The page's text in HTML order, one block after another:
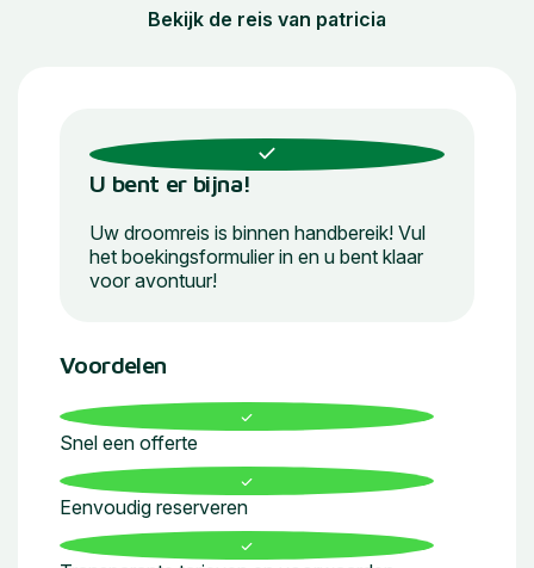
Bekijk de reis van patricia
U bent er bijna!
Uw droomreis is binnen handbereik! Vul
het boekingsformulier in en u bent klaar
voor avontuur!
Voordelen
Snel een offerte
Eenvoudig reserveren